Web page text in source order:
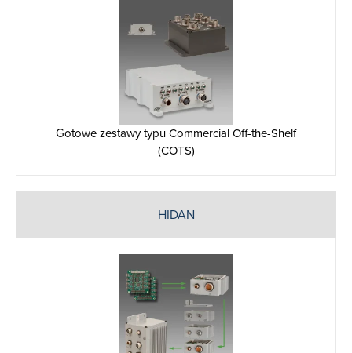
Gotowe zestawy typu Commercial Off-the-Shelf
(COTS)
HIDAN